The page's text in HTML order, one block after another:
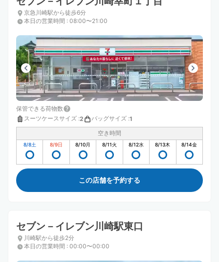
京急川崎駅から徒歩6分
本日の営業時間 : 08:00〜21:00
保管できる荷物数
スーツケースサイズ :2 バッグサイズ :1
空き時間
8/8土 8/9日 8/10月 8/11火 8/12水 8/13木 8/14金
この店舗を予約する
セブン－イレブン川崎駅東口
川崎駅から徒歩2分
本日の営業時間 : 00:00〜00:00